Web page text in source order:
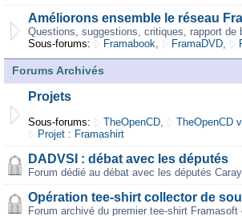
Améliorons ensemble le réseau
Questions, suggestions, critiques, rapport
Sous-forums:
Framabook, FramaDVD,
Forums Archivés
Projets
Sous-forums: TheOpenCD, TheOpenCD
Projet : Framashirt
DADVSI : débat avec les députés
Forum dédié au débat avec les députés
Opération tee-shirt collector de
Forum archivé du premier tee-shirt